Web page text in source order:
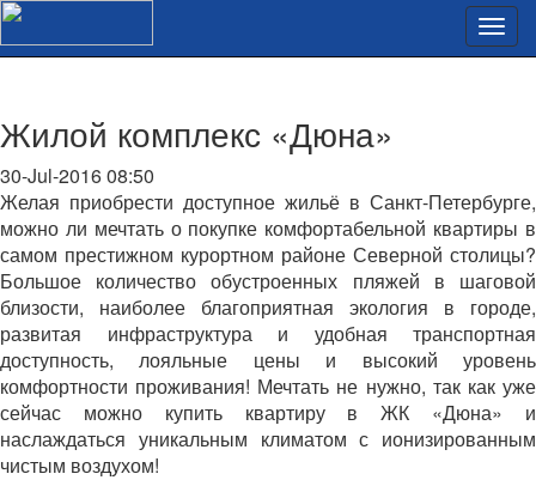
Жилой комплекс «Дюна»
30-Jul-2016 08:50
Желая приобрести доступное жильё в Санкт-Петербурге,
можно ли мечтать о покупке комфортабельной квартиры в
самом престижном курортном районе Северной столицы?
Большое количество обустроенных пляжей в шаговой
близости, наиболее благоприятная экология в городе,
развитая инфраструктура и удобная транспортная
доступность, лояльные цены и высокий уровень
комфортности проживания! Мечтать не нужно, так как уже
сейчас можно купить квартиру в ЖК «Дюна» и
наслаждаться уникальным климатом с ионизированным
чистым воздухом!